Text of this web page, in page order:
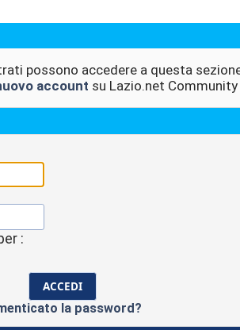
possono accedere a questa
account su Lazio.net Community
:
la password?